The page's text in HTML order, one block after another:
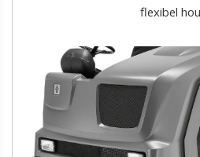
flexibel